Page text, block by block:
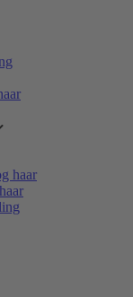
haar